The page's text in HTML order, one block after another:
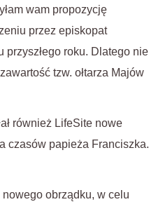
wam propozycję
przez episkopat
roku. Dlatego nie
tzw. ołtarza Majów
również LifeSite nowe
czasów papieża Franciszka.
obrządku, w celu